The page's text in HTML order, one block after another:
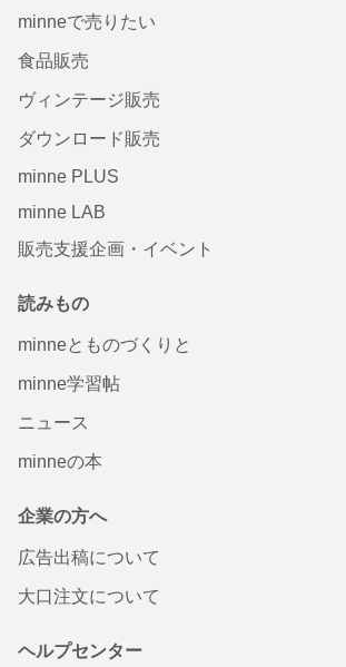
minneで売りたい
食品販売
ヴィンテージ販売
ダウンロード販売
minne PLUS
minne LAB
販売支援企画・イベント
読みもの
minneとものづくりと
minne学習帖
ニュース
minneの本
企業の方へ
広告出稿について
大口注文について
ヘルプセンター